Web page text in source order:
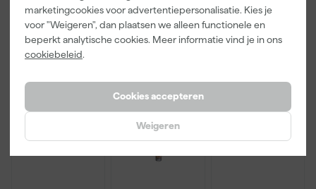
marketingcookies voor advertentiepersonalisatie. Kies je
voor "Weigeren", dan plaatsen we alleen functionele en
beperkt analytische cookies. Meer informatie vind je in ons
cookiebeleid.
Cookies accepteren
Weigeren
3, 99
incl. BTW
22,
incl. BTW
10, 99
incl. BTW